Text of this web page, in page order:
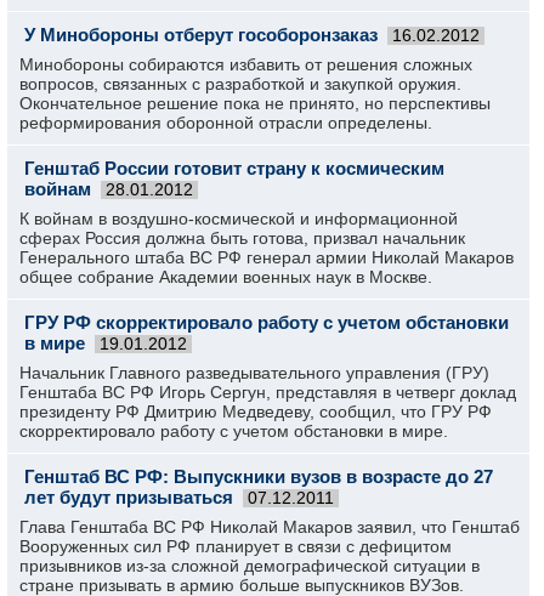
У Минобороны отберут гособоронзаказ 16.02.2012
Минобороны собираются избавить от решения сложных
вопросов, связанных с разработкой и закупкой оружия.
Окончательное решение пока не принято, но перспективы
реформирования оборонной отрасли определены.
Генштаб России готовит страну к космическим
войнам
28.01.2012
К войнам в воздушно-космической и информационной
сферах Россия должна быть готова, призвал начальник
Генерального штаба ВС РФ генерал армии Николай Макаров
общее собрание Академии военных наук в Москве.
ГРУ РФ скорректировало работу с учетом обстановки
в мире
19.01.2012
Начальник Главного разведывательного управления (ГРУ)
Генштаба ВС РФ Игорь Сергун, представляя в четверг доклад
президенту РФ Дмитрию Медведеву, сообщил, что ГРУ РФ
скорректировало работу с учетом обстановки в мире.
Генштаб ВС РФ: Выпускники вузов в возрасте до 27
лет будут призываться
07.12.2011
Глава Генштаба ВС РФ Николай Макаров заявил, что Генштаб
Вооруженных сил РФ планирует в связи с дефицитом
призывников из-за сложной демографической ситуации в
стране призывать в армию больше выпускников ВУЗов.